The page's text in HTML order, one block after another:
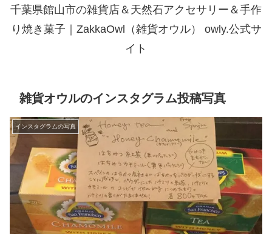
千葉県館山市の雑貨店＆天然石アクセサリー＆手作
り焼き菓子｜ZakkaOwl（雑貨オウル） owly.公式サ
イト
雑貨オウルのインスタグラム投稿写真
インスタグラムの写真